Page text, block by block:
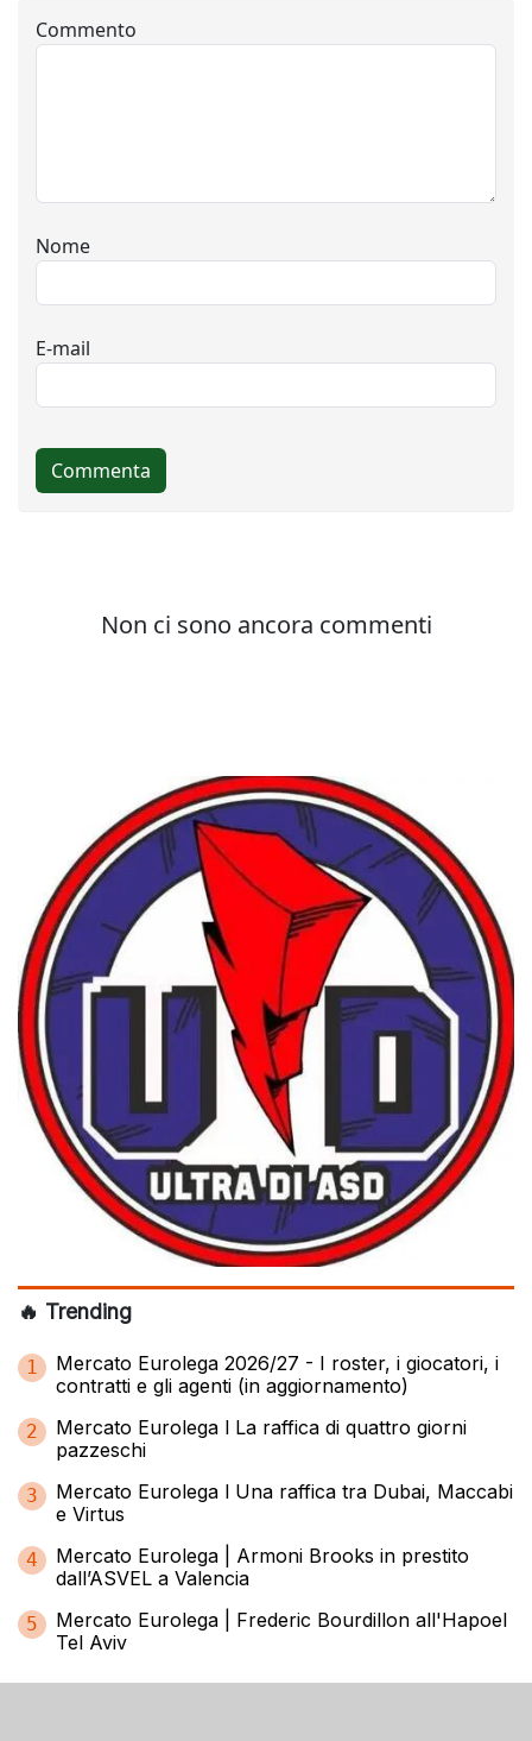
🔥 Trending
1
Mercato Eurolega 2026/27 - I roster, i giocatori, i
contratti e gli agenti (in aggiornamento)
2
Mercato Eurolega l La raffica di quattro giorni
pazzeschi
3
Mercato Eurolega l Una raffica tra Dubai, Maccabi
e Virtus
4
Mercato Eurolega | Armoni Brooks in prestito
dall’ASVEL a Valencia
5
Mercato Eurolega | Frederic Bourdillon all'Hapoel
Tel Aviv